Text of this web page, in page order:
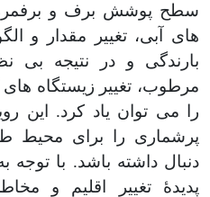
سطح پوشش برف و برفمرز،
های آبی، تغییر مقدار و
بارندگی و در نتیجه
مرطوب، تغییر زیستگاه
را می توان یاد کرد. این
پرشماری را برای محیط
دنبال داشته باشد. با
پدیدۀ تغییر اقلیم و